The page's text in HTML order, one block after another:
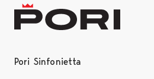
Pori Sinfonietta